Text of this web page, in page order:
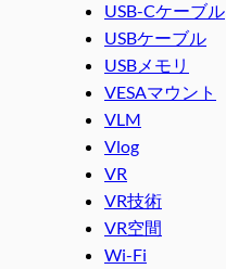
USB-Cケーブル
USBケーブル
USBメモリ
VESAマウント
VLM
Vlog
VR
VR技術
VR空間
Wi-Fi